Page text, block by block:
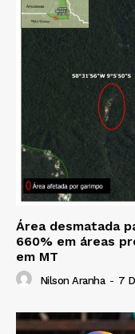
Área desmatada
660% em áreas
em MT
Nilson Aranha - 7